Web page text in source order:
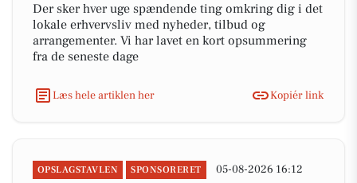
Der sker hver uge spændende ting omkring dig i det
lokale erhvervsliv med nyheder, tilbud og
arrangementer. Vi har lavet en kort opsummering
fra de seneste dage
Læs hele artiklen her Kopiér link
OPSLAGSTAVLEN SPONSORERET 05-08-2026 16:12